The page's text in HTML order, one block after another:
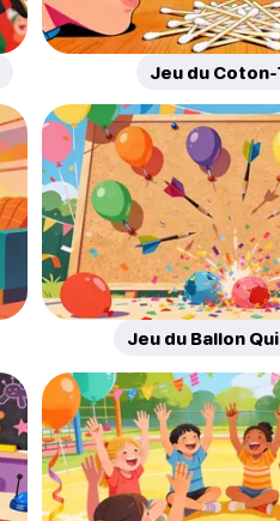
Jeu du
Jeu du Ballon